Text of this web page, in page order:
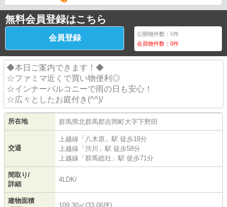
無料会員登録はこちら
会員登録 公開物件数：0件
会員物件数：0件
◆本日ご案内できます！◆
☆ファミマ近くで買い物便利◎
☆インナーバルコニーで雨の日も安心！
☆広々としたお庭付き(^^)/
所在地 群馬県北群馬郡吉岡町大字下野田
交通
上越線 「 八木原 」駅 徒歩18分
上越線 「 渋川 」駅 徒歩58分
上越線 「 群馬総社 」駅 徒歩71分
間取り/
詳細
4LDK/
建物面積
109.30㎡(33.06坪)